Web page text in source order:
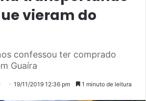
vieram do
confessou ter comprado
Guaíra
19/11/2019 12:36 pm 1 minuto de leitura